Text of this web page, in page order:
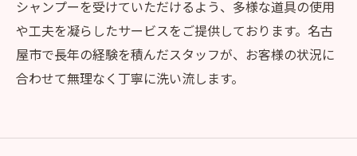
シャンプーを受けていただけるよう、多様な道具の使用
や工夫を凝らしたサービスをご提供しております。名古
屋市で長年の経験を積んだスタッフが、お客様の状況に
合わせて無理なく丁寧に洗い流します。